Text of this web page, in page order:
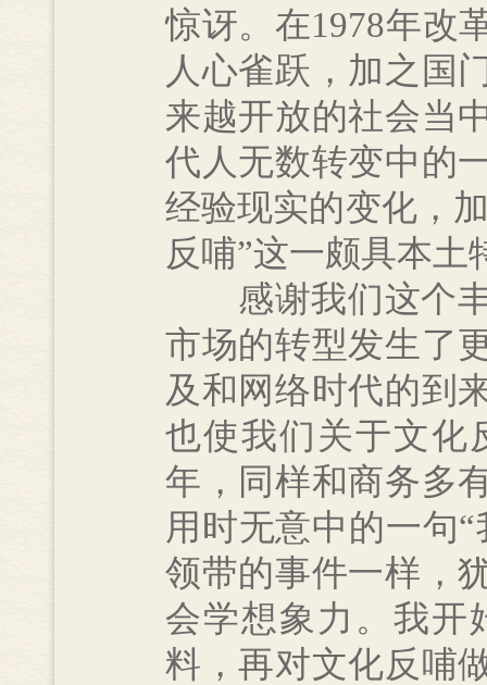
惊讶。在1978年改
人心雀跃，加之国
来越开放的社会当
代人无数转变中的
经验现实的变化，
反哺”这一颇具本
感谢我们这个丰
市场的转型发生了
及和网络时代的到
也使我们关于文化
年，同样和商务多
用时无意中的一句
领带的事件一样，
会学想象力。我开
料，再对文化反哺